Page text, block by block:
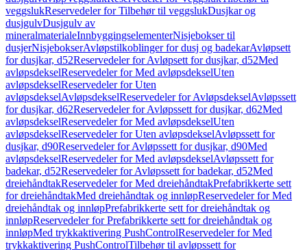
veggslukReservedeler for Tilbehør til veggslukDusjkar og
dusjgulvDusjgulv av
mineralmaterialeInnbyggingselementerNisjebokser til
dusjerNisjebokserAvløpstilkoblinger for dusj og badekarAvløpsett
for dusjkar, d52Reservedeler for Avløpsett for dusjkar, d52Med
avløpsdekselReservedeler for Med avløpsdekselUten
avløpsdekselReservedeler for Uten
avløpsdekselAvløpsdekselReservedeler for AvløpsdekselAvløpssett
for dusjkar, d62Reservedeler for Avløpssett for dusjkar, d62Med
avløpsdekselReservedeler for Med avløpsdekselUten
avløpsdekselReservedeler for Uten avløpsdekselAvløpssett for
dusjkar, d90Reservedeler for Avløpssett for dusjkar, d90Med
avløpsdekselReservedeler for Med avløpsdekselAvløpssett for
badekar, d52Reservedeler for Avløpssett for badekar, d52Med
dreiehåndtakReservedeler for Med dreiehåndtakPrefabrikkerte sett
for dreiehåndtakMed dreiehåndtak og innløpReservedeler for Med
dreiehåndtak og innløpPrefabrikkerte sett for dreiehåndtak og
innløpReservedeler for Prefabrikkerte sett for dreiehåndtak og
innløpMed trykkaktivering PushControlReservedeler for Med
trykkaktivering PushControlTilbehør til avløpssett for